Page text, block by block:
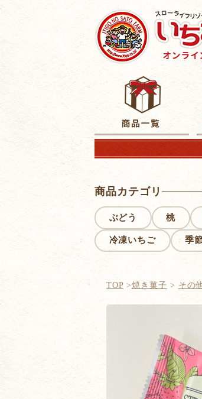
商品カテゴリ
ぶどう 桃
冷凍いちご 季
TOP 焼き菓子 その